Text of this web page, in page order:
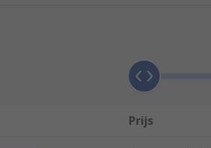
are often run through channels
difficult to trace and identify
Prijs